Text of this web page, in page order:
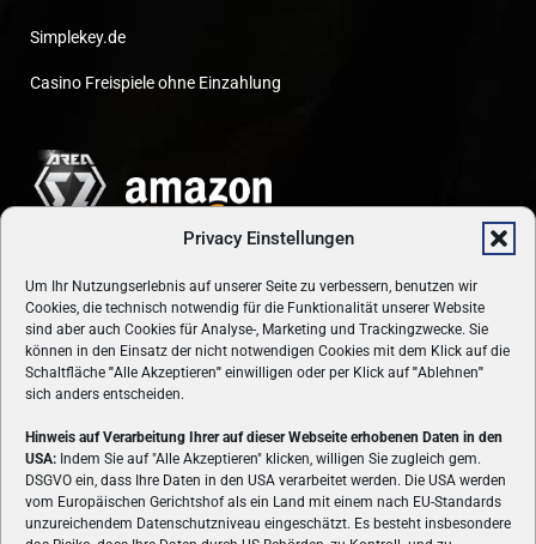
Privacy Einstellungen
Um Ihr Nutzungserlebnis auf unserer Seite zu verbessern, benutzen wir
Cookies, die technisch notwendig für die Funktionalität unserer Website
sind aber auch Cookies für Analyse-, Marketing und Trackingzwecke. Sie
können in den Einsatz der nicht notwendigen Cookies mit dem Klick auf die
Schaltfläche "Alle Akzeptieren" einwilligen oder per Klick auf"Ablehnen"
sich anders entscheiden.
Hinweis auf Verarbeitung Ihrer auf dieser Webseite erhobenen Daten in den
USA: Indem Sie auf "Alle Akzeptieren" klicken, willigen Sie zugleich gem.
DSGVO ein, dass Ihre Daten in den USA verarbeitet werden. Die USA werden
vom Europäischen Gerichtshof als ein Land mit einem nach EU-Standards
unzureichendem Datenschutzniveau eingeschätzt. Es besteht insbesondere
Simplekey.de
Casino Freispiele ohne Einzahlung
ÜBER UNS
VON GAMERN, FÜR GAMER! Gamers.at ist das älteste Online-
Spielemagazin Österreichs und bringt täglich aktuelle News,